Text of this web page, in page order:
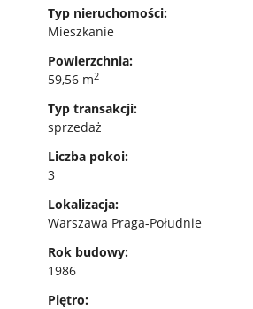
Typ nieruchomości:
Mieszkanie
Powierzchnia:
59,56 m2
Typ transakcji:
sprzedaż
Liczba pokoi:
3
Lokalizacja:
Warszawa Praga-Południe
Rok budowy:
1986
Piętro: